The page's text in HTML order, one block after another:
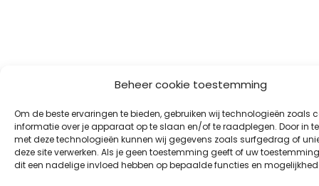
Beheer cookie toestemming
Om de beste ervaringen te bieden, gebruiken wij technologieën zoals
informatie over je apparaat op te slaan en/of te raadplegen. Door in
met deze technologieën kunnen wij gegevens zoals surfgedrag of
deze site verwerken. Als je geen toestemming geeft of uw
dit een nadelige invloed hebben op bepaalde functies en